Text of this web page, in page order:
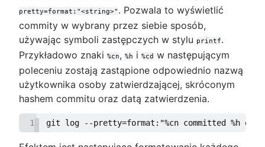
pretty=format:"<string>" . Pozwala to wyświetlić
commity w wybrany przez siebie sposób,
używając symboli zastępczych w stylu printf.
Przykładowo znaki %cn, %h i %cd w następującym
poleceniu zostają zastąpione odpowiednio nazwą
użytkownika osoby zatwierdzającej, skróconym
hashem commitu oraz datą zatwierdzenia.
1 git log --pretty=format:"%cn committed %h on